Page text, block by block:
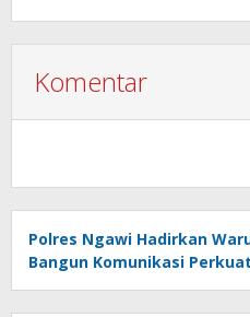
Komentar
Polres Ngawi Hadirkan
Bangun Komunikasi